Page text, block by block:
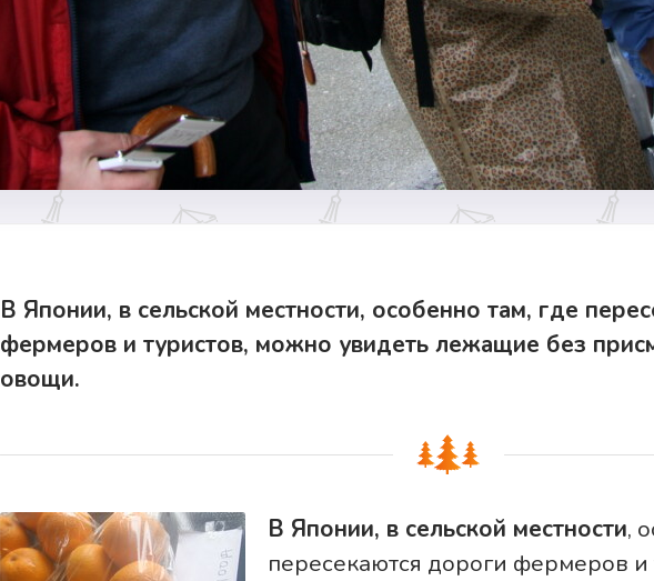
В Японии, в сельской местности, особенно там, где
фермеров и туристов, можно увидеть лежащие без
овощи.
В Японии, в сельской местности,
пересекаются дороги фермеров